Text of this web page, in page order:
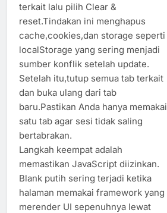
terkait lalu pilih Clear &
reset.Tindakan ini menghapus
cache,cookies,dan storage seperti
localStorage yang sering menjadi
sumber konflik setelah update.
Setelah itu,tutup semua tab terkait
dan buka ulang dari tab
baru.Pastikan Anda hanya memakai
satu tab agar sesi tidak saling
bertabrakan.
Langkah keempat adalah
memastikan JavaScript diizinkan.
Blank putih sering terjadi ketika
halaman memakai framework yang
merender UI sepenuhnya lewat